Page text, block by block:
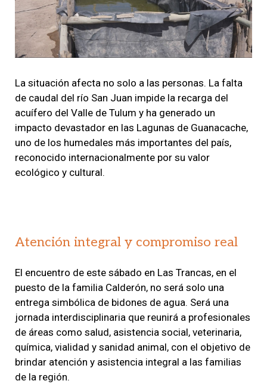
La situación afecta no solo a las personas. La falta
de caudal del río San Juan impide la recarga del
acuífero del Valle de Tulum y ha generado un
impacto devastador en las Lagunas de Guanacache,
uno de los humedales más importantes del país,
reconocido internacionalmente por su valor
ecológico y cultural.
Atención integral y compromiso real
El encuentro de este sábado en Las Trancas, en el
puesto de la familia Calderón, no será solo una
entrega simbólica de bidones de agua. Será una
jornada interdisciplinaria que reunirá a profesionales
de áreas como salud, asistencia social, veterinaria,
química, vialidad y sanidad animal, con el objetivo de
brindar atención y asistencia integral a las familias
de la región.